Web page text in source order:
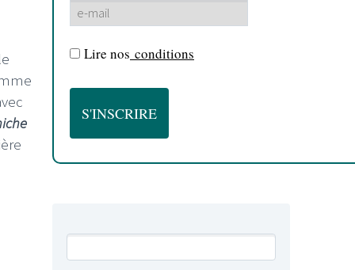
Lire nos conditions